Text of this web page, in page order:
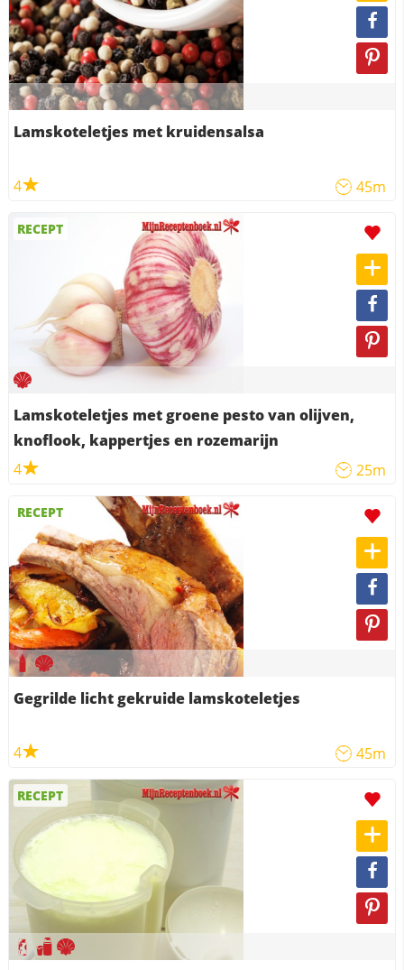
Lamskoteletjes met kruidensalsa
4 45m
RECEPT
Lamskoteletjes met groene pesto van olijven,
knoflook, kappertjes en rozemarijn
4
25m
RECEPT
Gegrilde licht gekruide lamskoteletjes
4 45m
RECEPT